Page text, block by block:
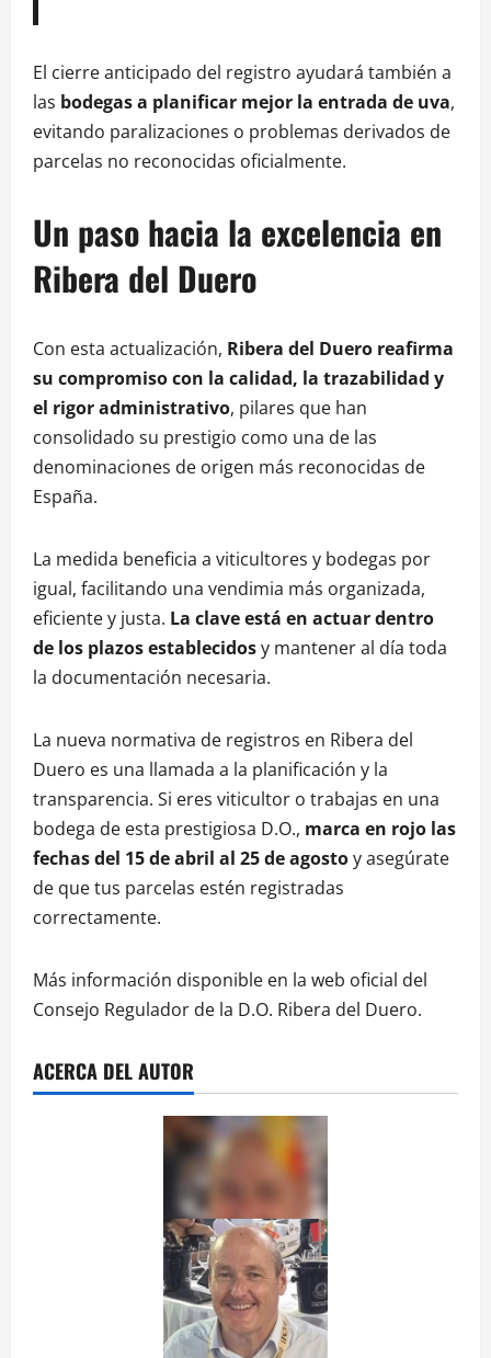
El cierre anticipado del registro ayudará también a
las bodegas a planificar mejor la entrada de uva,
evitando paralizaciones o problemas derivados de
parcelas no reconocidas oficialmente.
Un paso hacia la excelencia en
Ribera del Duero
Con esta actualización, Ribera del Duero reafirma
su compromiso con la calidad, la trazabilidad y
el rigor administrativo, pilares que han
consolidado su prestigio como una de las
denominaciones de origen más reconocidas de
España.
La medida beneficia a viticultores y bodegas por
igual, facilitando una vendimia más organizada,
eficiente y justa. La clave está en actuar dentro
de los plazos establecidosy mantener al día toda
la documentación necesaria.
La nueva normativa de registros en Ribera del
Duero es una llamada a la planificación y la
transparencia. Si eres viticultor o trabajas en una
bodega de esta prestigiosa D.O., marca en rojo las
fechas del 15 de abril al 25 de agostoy asegúrate
de que tus parcelas estén registradas
correctamente.
Más información disponible en la web oficial del
Consejo Regulador de la D.O. Ribera del Duero.
ACERCA DEL AUTOR